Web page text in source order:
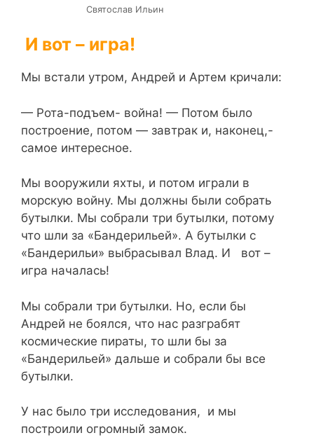
Святослав Ильин
И вот – игра!
Мы встали утром, Андрей и Артем кричали:
— Рота-подъем- война! — Потом было
построение, потом — завтрак и, наконец,-
самое интересное.
Мы вооружили яхты, и потом играли в
морскую войну. Мы должны были собрать
бутылки. Мы собрали три бутылки, потому
что шли за «Бандерильей». А бутылки с
«Бандерильи» выбрасывал Влад. И вот –
игра началась!
Мы собрали три бутылки. Но, если бы
Андрей не боялся, что нас разграбят
космические пираты, то шли бы за
«Бандерильей» дальше и собрали бы все
бутылки.
У нас было три исследования, и мы
построили огромный замок.